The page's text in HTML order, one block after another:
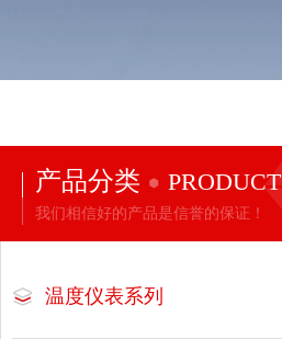
产品分类 PRODUCT
我们相信好的产品是信誉的保证！
温度仪表系列